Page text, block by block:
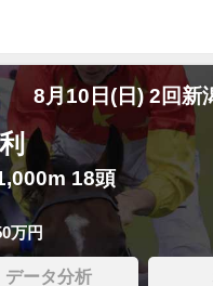
8月10日(日) 2回新
18頭
万円
データ分析